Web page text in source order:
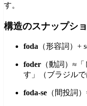
す。
構造のスナップシ
foda （形容詞）+
foder （動詞）≈
す」（ブラジル
foda-se （間投詞